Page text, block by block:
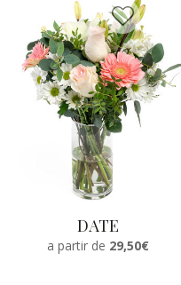
DATE
a partir de 29,50€